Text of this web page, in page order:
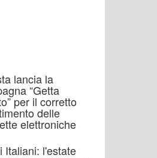
lancia la
“Getta
per il corretto
delle
elettroniche
Italiani: l'estate